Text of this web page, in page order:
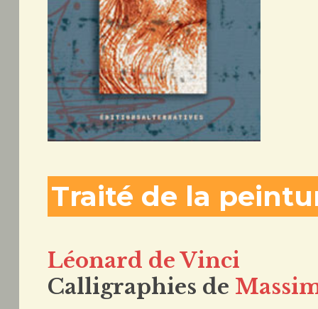
Traité de la
Léonard de Vinci
Calligraphies de